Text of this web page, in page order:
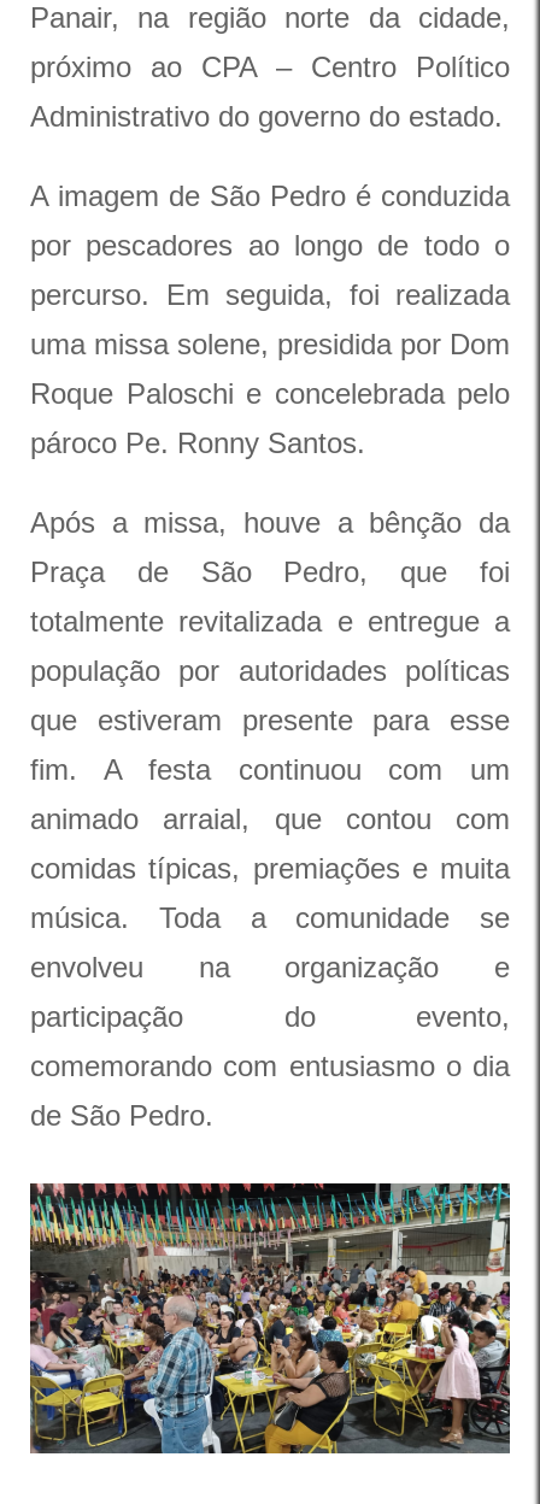
Panair, na região norte da cidade,
próximo ao CPA – Centro Político
Administrativo do governo do estado.
A imagem de São Pedro é conduzida
por pescadores ao longo de todo o
percurso. Em seguida, foi realizada
uma missa solene, presidida por Dom
Roque Paloschi e concelebrada pelo
pároco Pe. Ronny Santos.
Após a missa, houve a bênção da
Praça de São Pedro, que foi
totalmente revitalizada e entregue a
população por autoridades políticas
que estiveram presente para esse
fim. A festa continuou com um
animado arraial, que contou com
comidas típicas, premiações e muita
música. Toda a comunidade se
envolveu na organização e
participação do evento,
comemorando com entusiasmo o dia
de São Pedro.